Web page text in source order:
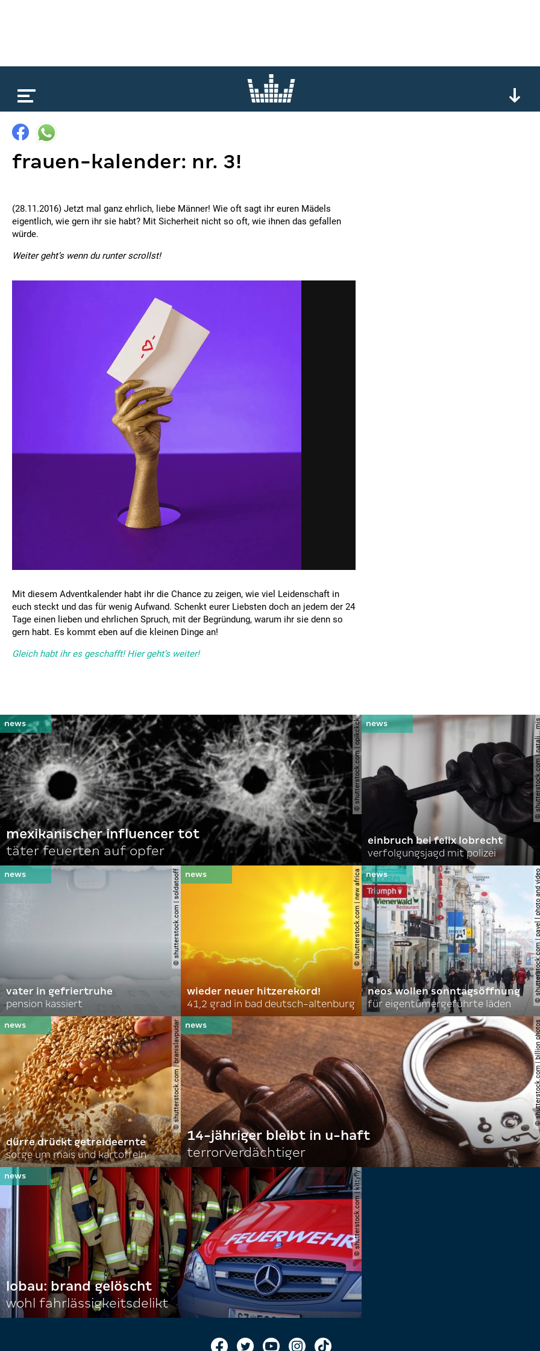
frauen-kalender: nr. 3!
(28.11.2016) Jetzt mal ganz ehrlich, liebe Männer! Wie oft sagt ihr euren Mädels
eigentlich, wie gern ihr sie habt? Mit Sicherheit nicht so oft, wie ihnen das gefallen
würde.
Weiter geht’s wenn du runter scrollst!
Mit diesem Adventkalender habt ihr die Chance zu zeigen, wie viel Leidenschaft in
euch steckt und das für wenig Aufwand. Schenkt eurer Liebsten doch an jedem der 24
Tage einen lieben und ehrlichen Spruch, mit der Begründung, warum ihr sie denn so
gern habt. Es kommt eben auf die kleinen Dinge an!
Gleich habt ihr es geschafft! Hier geht’s weiter!
© shutterstock.com | opikckck
mexikanischer influencer tot
täter feuerten auf opfer
©
einbruch bei felix lobrecht
verfolgungsjagd mit polizei
© shutterstock.com | soldatooff
vater in gefriertruhe
pension kassiert
© shutterstock.com | new africa
wieder neuer hitzerekord!
41,2 grad in bad deutsch-altenburg
©
neos wollen sonntagsöffnung
für eigentümergeführte läden
© shutterstock.com | branislavpudar
dürre drückt getreideernte
sorge um mais und kartoffeln
©
14-jähriger bleibt in u-haft
terrorverdächtiger
© shutterstock.com | kittyfly
lobau: brand gelöscht
wohl fahrlässigkeitsdelikt